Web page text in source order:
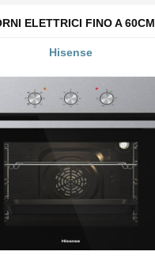
ELETTRICI FINO A 60CM
Hisense